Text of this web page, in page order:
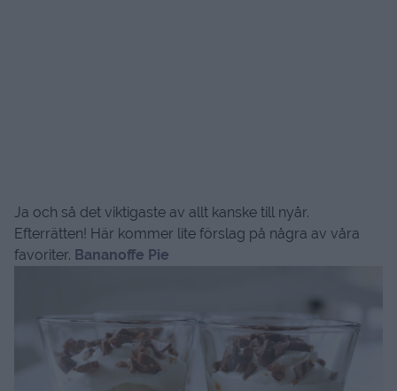
Ja och så det viktigaste av allt kanske till nyår.
Efterrätten! Här kommer lite förslag på några av våra
favoriter. Bananoffe Pie